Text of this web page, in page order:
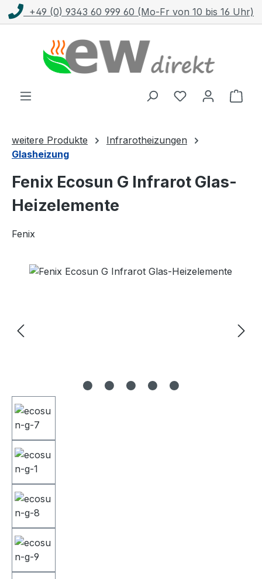
Zum Hauptinhalt springen
+49 (0) 9343 60 999 60 (Mo-Fr von 10 bis 16 Uhr)
weitere Produkte
Infrarotheizungen
Glasheizung
Fenix Ecosun G Infrarot Glas-
Heizelemente
Fenix
Bildergalerie überspringen